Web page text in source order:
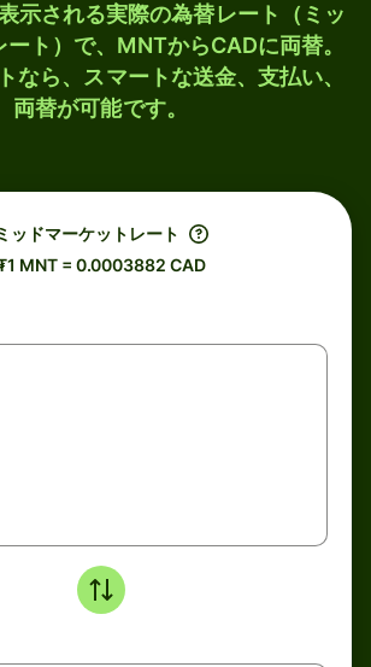
示される実際の為替レート（ミッ
ート）で、MNTからCADに両替。
なら、スマートな送金、支払い、
両替が可能です。
ッドマーケットレート
MNT = 0.0003882 CAD